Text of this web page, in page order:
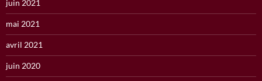
juin 2021
mai 2021
avril 2021
juin 2020